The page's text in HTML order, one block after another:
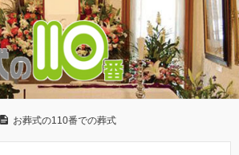
お葬式の110番での葬式